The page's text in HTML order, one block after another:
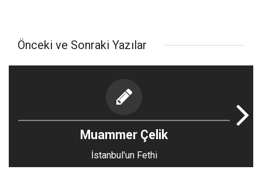
Önceki ve Sonraki Yazılar
Muammer Çelik
İstanbul'un Fethi